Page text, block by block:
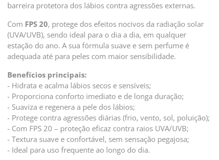
barreira protetora dos lábios contra agressões externas.
Com FPS 20, protege dos efeitos nocivos da radiação solar
(UVA/UVB), sendo ideal para o dia a dia, em qualquer
estação do ano. A sua fórmula suave e sem perfume é
adequada até para peles com maior sensibilidade.
Benefícios principais:
- Hidrata e acalma lábios secos e sensíveis;
- Proporciona conforto imediato e de longa duração;
- Suaviza e regenera a pele dos lábios;
- Protege contra agressões diárias (frio, vento, sol, poluição);
- Com FPS 20 – proteção eficaz contra raios UVA/UVB;
- Textura suave e confortável, sem sensação pegajosa;
- Ideal para uso frequente ao longo do dia.